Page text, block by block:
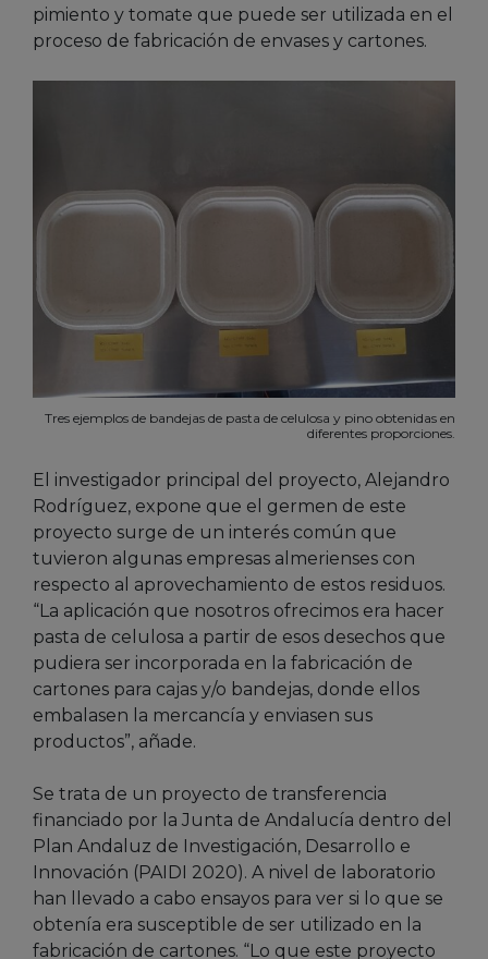
pimiento y tomate que puede ser utilizada en el
proceso de fabricación de envases y cartones.
Tres ejemplos de bandejas de pasta de celulosa y pino obtenidas en
diferentes proporciones.
El investigador principal del proyecto, Alejandro
Rodríguez, expone que el germen de este
proyecto surge de un interés común que
tuvieron algunas empresas almerienses con
respecto al aprovechamiento de estos residuos.
“La aplicación que nosotros ofrecimos era hacer
pasta de celulosa a partir de esos desechos que
pudiera ser incorporada en la fabricación de
cartones para cajas y/o bandejas, donde ellos
embalasen la mercancía y enviasen sus
productos”, añade.
Se trata de un proyecto de transferencia
financiado por la Junta de Andalucía dentro del
Plan Andaluz de Investigación, Desarrollo e
Innovación (PAIDI 2020). A nivel de laboratorio
han llevado a cabo ensayos para ver si lo que se
obtenía era susceptible de ser utilizado en la
fabricación de cartones. “Lo que este proyecto